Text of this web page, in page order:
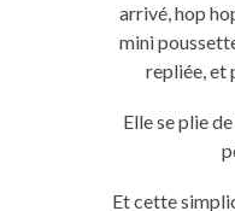
arrivé,hop
mini
repliée, et
Elle se plie
Et cette